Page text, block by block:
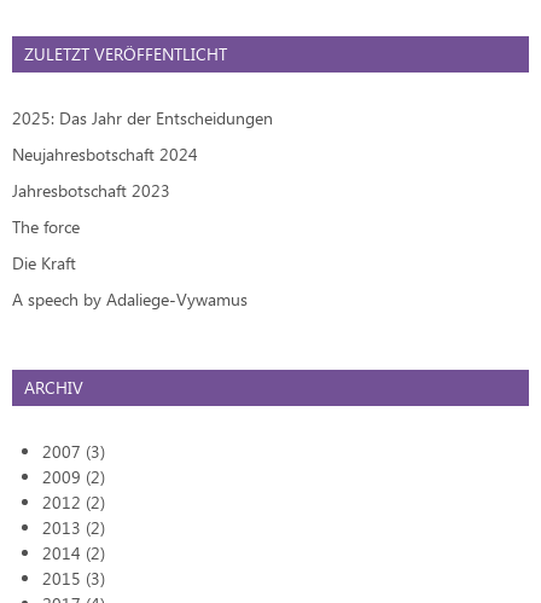
ZULETZT VERÖFFENTLICHT
2025: Das Jahr der Entscheidungen
Neujahresbotschaft 2024
Jahresbotschaft 2023
The force
Die Kraft
A speech by Adaliege-Vywamus
ARCHIV
2007 (3)
2009 (2)
2012 (2)
2013 (2)
2014 (2)
2015 (3)